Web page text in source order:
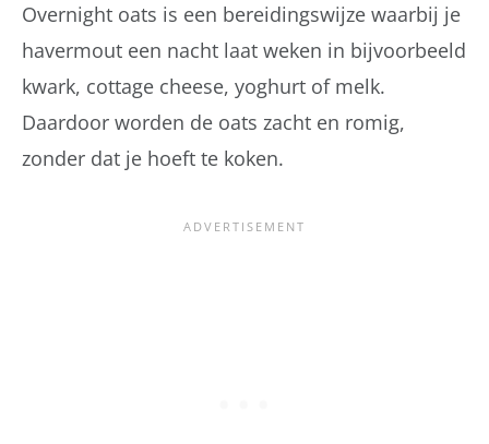
Overnight oats is een bereidingswijze waarbij je
havermout een nacht laat weken in bijvoorbeeld
kwark, cottage cheese, yoghurt of melk.
Daardoor worden de oats zacht en romig,
zonder dat je hoeft te koken.